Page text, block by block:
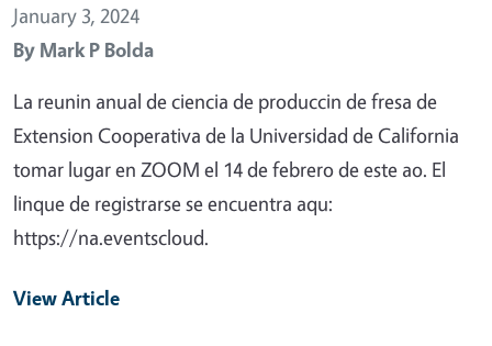
January 3, 2024
By Mark P Bolda
La reunin anual de ciencia de produccin de fresa de
Extension Cooperativa de la Universidad de California
tomar lugar en ZOOM el 14 de febrero de este ao. El
linque de registrarse se encuentra aqu:
https://na.eventscloud.
View Article